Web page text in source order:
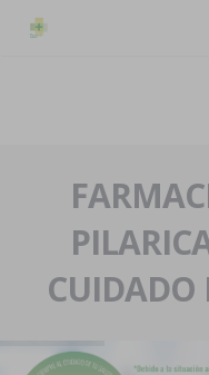
La farmacia
Nuestra historia
Nuestro equipo
Eventos
Servicios y reservas
Pedidos express
CUIDADO